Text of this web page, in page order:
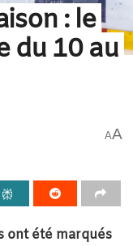
: le
du 10 au
AA
ont été marqués